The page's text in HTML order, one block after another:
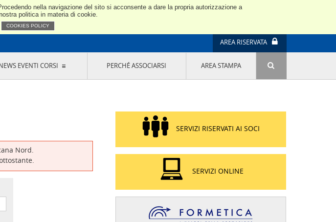
nella navigazione del sito si acconsente a dare la propria autorizzazione a
politica in materia di cookie.
COOKIES POLICY
Nord
AREA RISERVATA
DI ACQUISTO
EDIZIONE
PROGETTO LU.ME.
IL MANAGER DELLA SOSTENIBILITÀ NEL
DISTRETTO TESSILE PRATESE
GRUPPO IMPRENDITORIA FEMMINILE
SOSTENIBILITÀ
EVENTI CORSI PERCHÉ ASSOCIARSI AREA STAMPA
Nord.
SERVIZI RISERVATI AI SOCI
SERVIZI ONLINE